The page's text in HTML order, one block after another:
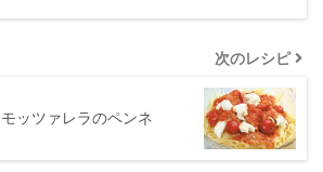
次のレシピ
ッツァレラのペンネ